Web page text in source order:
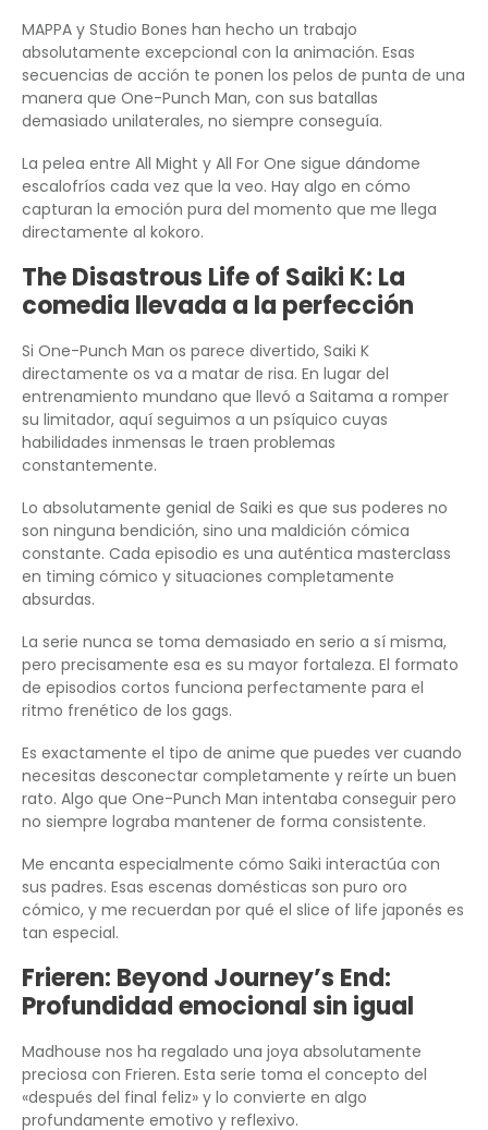
MAPPA y Studio Bones han hecho un trabajo
absolutamente excepcional con la animación. Esas
secuencias de acción te ponen los pelos de punta de una
manera que One-Punch Man, con sus batallas
demasiado unilaterales, no siempre conseguía.
La pelea entre All Might y All For One sigue dándome
escalofríos cada vez que la veo. Hay algo en cómo
capturan la emoción pura del momento que me llega
directamente al kokoro.
The Disastrous Life of Saiki K: La
comedia llevada a la perfección
Si One-Punch Man os parece divertido, Saiki K
directamente os va a matar de risa. En lugar del
entrenamiento mundano que llevó a Saitama a romper
su limitador, aquí seguimos a un psíquico cuyas
habilidades inmensas le traen problemas
constantemente.
Lo absolutamente genial de Saiki es que sus poderes no
son ninguna bendición, sino una maldición cómica
constante. Cada episodio es una auténtica masterclass
en timing cómico y situaciones completamente
absurdas.
La serie nunca se toma demasiado en serio a sí misma,
pero precisamente esa es su mayor fortaleza. El formato
de episodios cortos funciona perfectamente para el
ritmo frenético de los gags.
Es exactamente el tipo de anime que puedes ver cuando
necesitas desconectar completamente y reírte un buen
rato. Algo que One-Punch Man intentaba conseguir pero
no siempre lograba mantener de forma consistente.
Me encanta especialmente cómo Saiki interactúa con
sus padres. Esas escenas domésticas son puro oro
cómico, y me recuerdan por qué el slice of life japonés es
tan especial.
Frieren: Beyond Journey’s End:
Profundidad emocional sin igual
Madhouse nos ha regalado una joya absolutamente
preciosa con Frieren. Esta serie toma el concepto del
«después del final feliz» y lo convierte en algo
profundamente emotivo y reflexivo.